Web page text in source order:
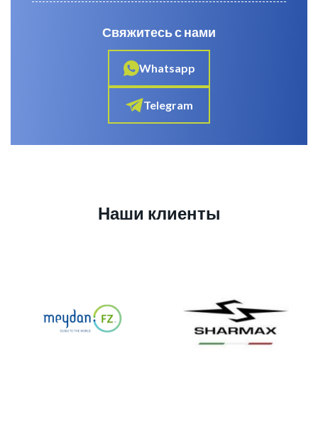
Свяжитесь с нами
Whatsapp
Telegram
Наши клиенты